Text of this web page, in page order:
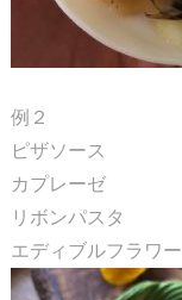
例２
ピザソース
カプレーゼ
リボンパスタ
エディブルフラワー